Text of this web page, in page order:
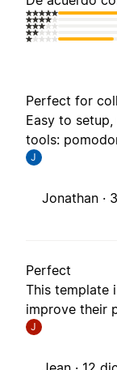
Perfect for
Easy to
tools:
J
Jonathan ·
Perfect
This template
improve their
J